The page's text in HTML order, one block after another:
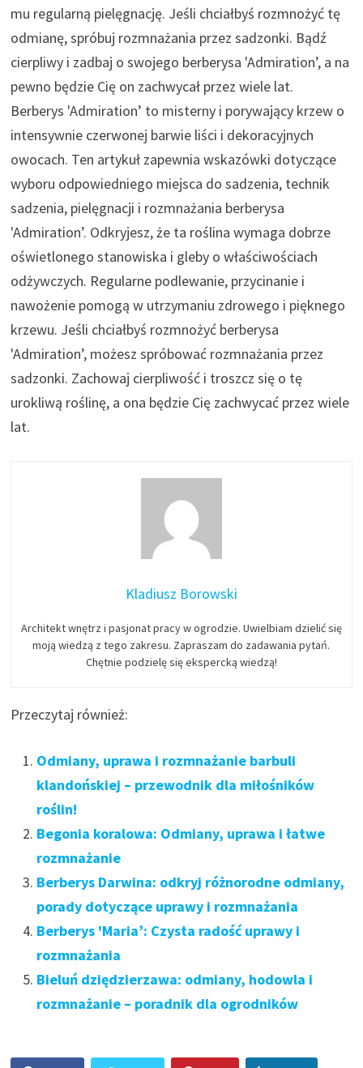
mu regularną pielęgnację. Jeśli chciałbyś rozmnożyć tę
odmianę, spróbuj rozmnażania przez sadzonki. Bądź
cierpliwy i zadbaj o swojego berberysa 'Admiration’, a na
pewno będzie Cię on zachwycał przez wiele lat.
Berberys 'Admiration’ to misterny i porywający krzew o
intensywnie czerwonej barwie liści i dekoracyjnych
owocach. Ten artykuł zapewnia wskazówki dotyczące
wyboru odpowiedniego miejsca do sadzenia, technik
sadzenia, pielęgnacji i rozmnażania berberysa
'Admiration’. Odkryjesz, że ta roślina wymaga dobrze
oświetlonego stanowiska i gleby o właściwościach
odżywczych. Regularne podlewanie, przycinanie i
nawożenie pomogą w utrzymaniu zdrowego i pięknego
krzewu. Jeśli chciałbyś rozmnożyć berberysa
'Admiration’, możesz spróbować rozmnażania przez
sadzonki. Zachowaj cierpliwość i troszcz się o tę
urokliwą roślinę, a ona będzie Cię zachwycać przez wiele
lat.
Kladiusz Borowski
Architekt wnętrz i pasjonat pracy w ogrodzie. Uwielbiam dzielić się
moją wiedzą z tego zakresu. Zapraszam do zadawania pytań.
Chętnie podzielę się ekspercką wiedzą!
Przeczytaj również:
Odmiany, uprawa i rozmnażanie barbuli
klandońskiej – przewodnik dla miłośników
roślin!
Begonia koralowa: Odmiany, uprawa i łatwe
rozmnażanie
Berberys Darwina: odkryj różnorodne odmiany,
porady dotyczące uprawy i rozmnażania
Berberys 'Maria’: Czysta radość uprawy i
rozmnażania
Bieluń dziędzierzawa: odmiany, hodowla i
rozmnażanie – poradnik dla ogrodników